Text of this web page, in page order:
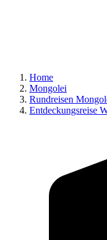
Home
Mongolei
Rundreisen
Entdeckungsreise